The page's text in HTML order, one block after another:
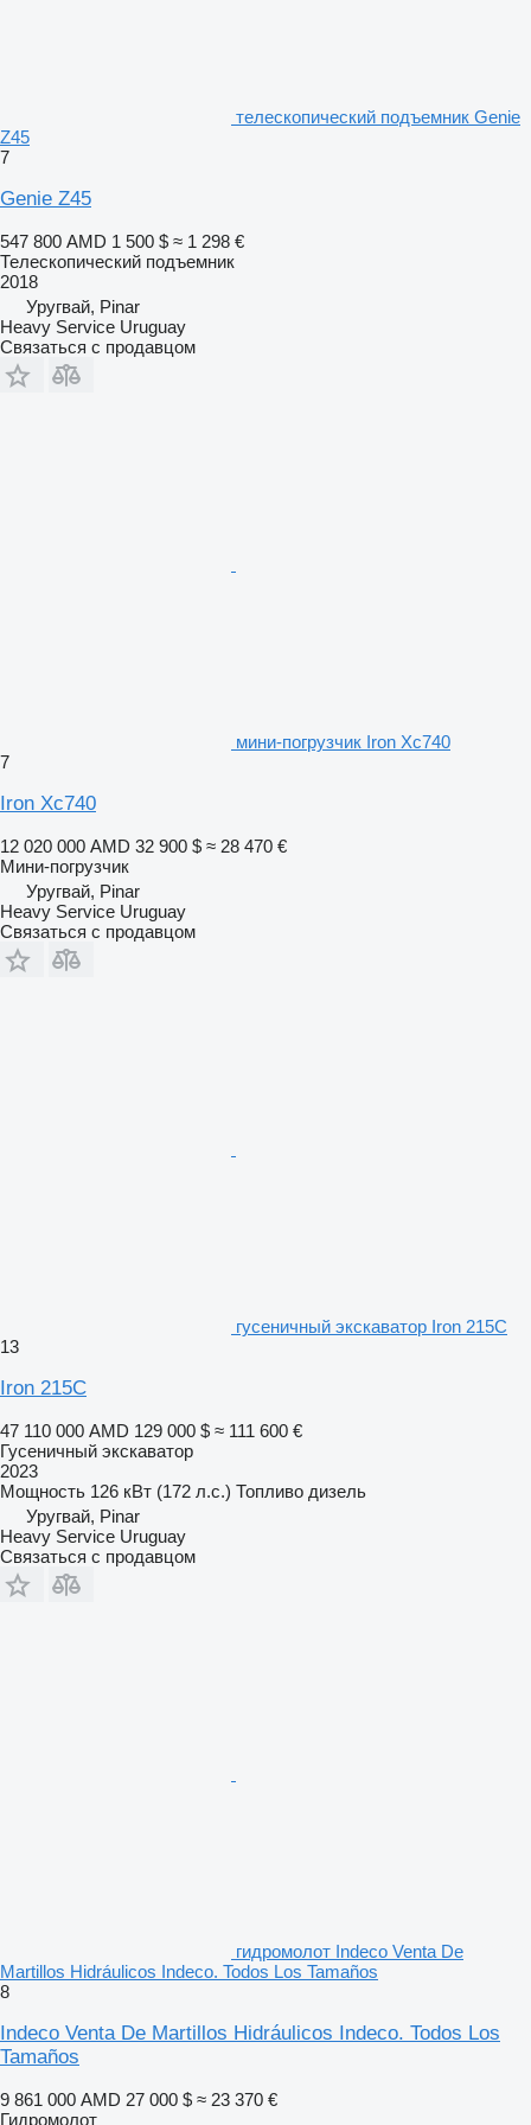
телескопический подъемник Genie
Z45
7
Genie Z45
547 800 AMD 1 500 $ ≈ 1 298 €
Телескопический подъемник
2018
Уругвай, Pinar
Heavy Service Uruguay
Связаться с продавцом
мини-погрузчик Iron Xc740
7
Iron Xc740
12 020 000 AMD 32 900 $ ≈ 28 470 €
Мини-погрузчик
Уругвай, Pinar
Heavy Service Uruguay
Связаться с продавцом
гусеничный экскаватор Iron 215C
13
Iron 215C
47 110 000 AMD 129 000 $ ≈ 111 600 €
Гусеничный экскаватор
2023
Мощность 126 кВт (172 л.с.) Топливо дизель
Уругвай, Pinar
Heavy Service Uruguay
Связаться с продавцом
гидромолот Indeco Venta De
Martillos Hidráulicos Indeco. Todos Los Tamaños
8
Indeco Venta De Martillos Hidráulicos Indeco. Todos Los
Tamaños
9 861 000 AMD 27 000 $ ≈ 23 370 €
Гидромолот